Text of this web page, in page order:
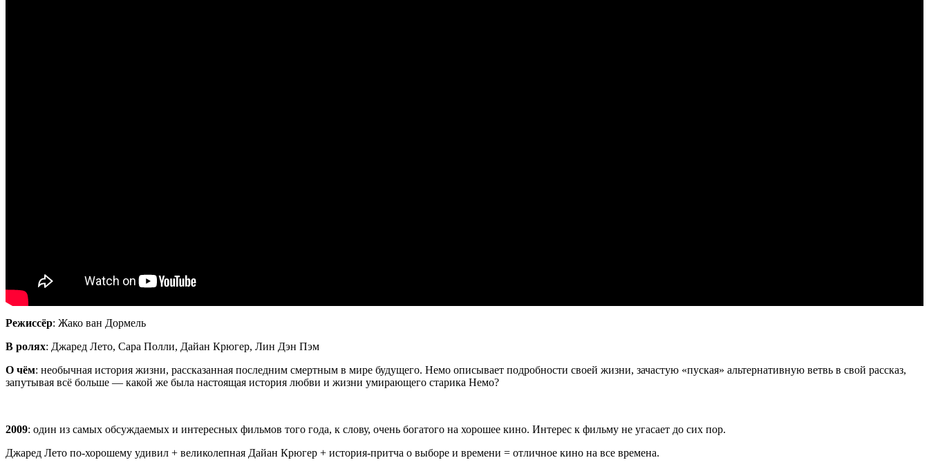
Режиссёр: Жако ван Дормель
В ролях: Джаред Лето, Сара Полли, Дайан Крюгер, Лин Дэн Пэм
О чём: необычная история жизни, рассказанная последним смертным в мире будущего. Немо описывает подробности своей жизни, зачастую «пуская» альтернативную ветвь в свой рассказ,
запутывая всё больше — какой же была настоящая история любви и жизни умирающего старика Немо?
2009: один из самых обсуждаемых и интересных фильмов того года, к слову, очень богатого на хорошее кино. Интерес к фильму не угасает до сих пор.
Джаред Лето по-хорошему удивил + великолепная Дайан Крюгер + история-притча о выборе и времени = отличное кино на все времена.